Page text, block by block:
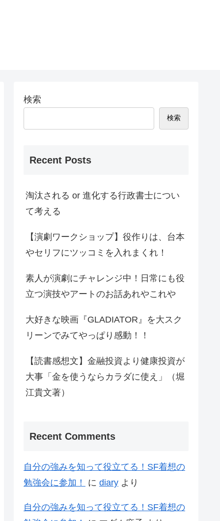
検索
検索
Recent Posts
淘汰される or 進化する行政書士につい
て考える
【演劇ワークショップ】役作りは、台本
やセリフにツッコミを入れまくれ！
素人が演劇にチャレンジ中！日常にも役
立つ演技やアートのお話あれやこれや
大好きな映画『GLADIATOR』を大スク
リーンでみてやっぱり感動！！
【読書感想文】金融投資より健康投資が
大事「金を使うならカラダに使え」（堀
江貴文著）
Recent Comments
自分の強みを知って役立てる！SF着想の
勉強会に参加！
に diary より
自分の強みを知って役立てる！SF着想の